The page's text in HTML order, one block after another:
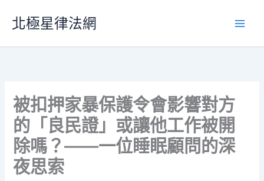
要
北極星律法網
被扣押家暴保護令會影響對方
的「良民證」或讓他工作被開
除嗎？——一位睡眠顧問的深
夜思索